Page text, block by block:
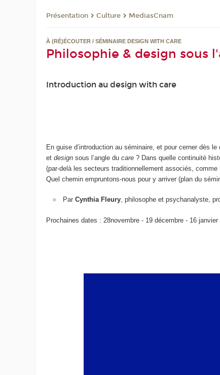
Présentation Culture MediasCnam
À (RÉ)ÉCOUTER / SÉMINAIRE DESIGN WITH CARE
Philosophie & design sous
Introduction au design with care
En guise d’introduction au séminaire, et pour cerner dès
etdesign sous l’angle ducare ? Dans quelle continuité
(par-delà les secteurs traditionnellement associés,
Quel chemin empruntons-nous pour y arriver (plan du
Par Cynthia Fleury, philosophe et psychanalyste,
Prochaines dates : 28novembre - 19 décembre - 16